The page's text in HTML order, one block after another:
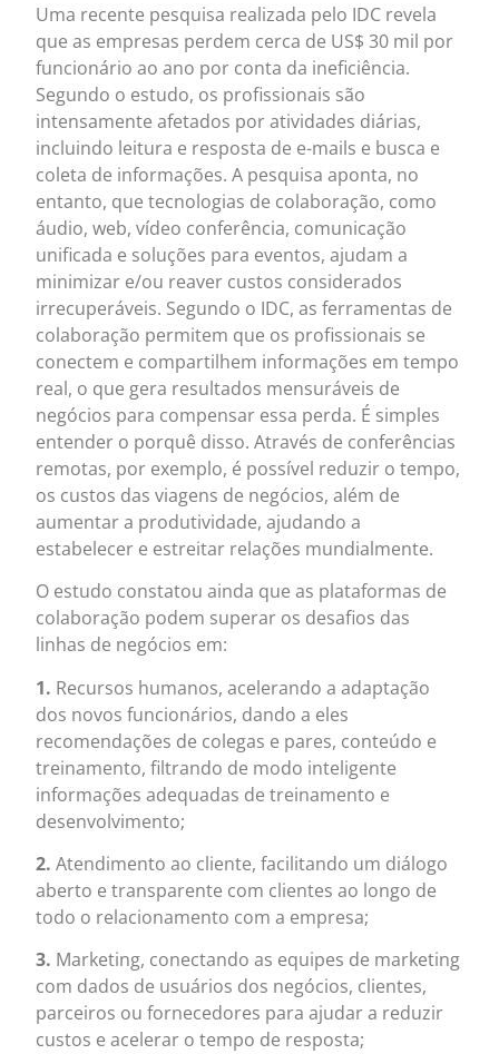
Uma recente pesquisa realizada pelo IDC revela
que as empresas perdem cerca de US$ 30 mil por
funcionário ao ano por conta da ineficiência.
Segundo o estudo, os profissionais são
intensamente afetados por atividades diárias,
incluindo leitura e resposta de e-mails e busca e
coleta de informações. A pesquisa aponta, no
entanto, que tecnologias de colaboração, como
áudio, web, vídeo conferência, comunicação
unificada e soluções para eventos, ajudam a
minimizar e/ou reaver custos considerados
irrecuperáveis. Segundo o IDC, as ferramentas de
colaboração permitem que os profissionais se
conectem e compartilhem informações em tempo
real, o que gera resultados mensuráveis de
negócios para compensar essa perda. É simples
entender o porquê disso. Através de conferências
remotas, por exemplo, é possível reduzir o tempo,
os custos das viagens de negócios, além de
aumentar a produtividade, ajudando a
estabelecer e estreitar relações mundialmente.
O estudo constatou ainda que as plataformas de
colaboração podem superar os desafios das
linhas de negócios em:
1. Recursos humanos, acelerando a adaptação
dos novos funcionários, dando a eles
recomendações de colegas e pares, conteúdo e
treinamento, filtrando de modo inteligente
informações adequadas de treinamento e
desenvolvimento;
2. Atendimento ao cliente, facilitando um diálogo
aberto e transparente com clientes ao longo de
todo o relacionamento com a empresa;
3. Marketing, conectando as equipes de marketing
com dados de usuários dos negócios, clientes,
parceiros ou fornecedores para ajudar a reduzir
custos e acelerar o tempo de resposta;